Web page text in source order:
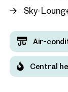
Sky-
Air-
Central